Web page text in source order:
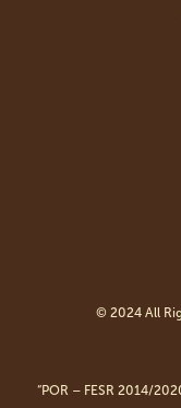
© 2024 All
“POR – FESR 2014/